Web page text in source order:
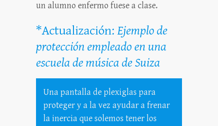
un alumno enfermo fuese a clase.
*Actualización: Ejemplo de
protección empleado en una
escuela de música de Suiza
Una pantalla de plexiglas para
proteger y a la vez ayudar a frenar
la inercia que solemos tener los